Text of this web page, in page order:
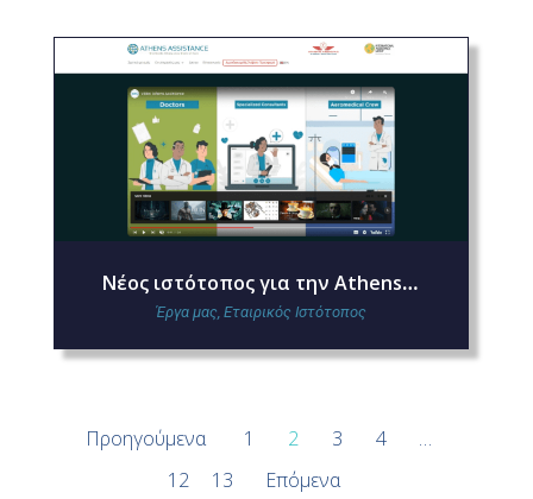
Νέος ιστότοπος για την Athens Assistance
Έργα μας, Εταιρικός Ιστότοπος
Προηγούμενα 1 2 3 4
…
12
13 Επόμενα